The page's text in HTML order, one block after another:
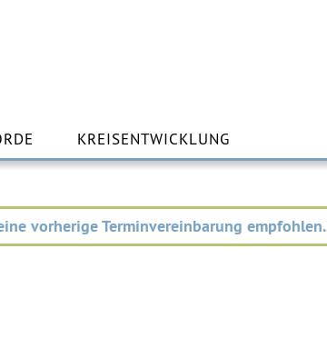
KREISENTWICKLUNG
vorherige Terminvereinbarung empfohlen.